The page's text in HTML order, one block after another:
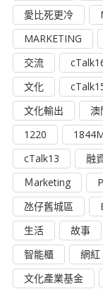
愛比死更冷
MARKETING
交流
文化
文化輸出
澳
1220
cTalk13
融
Ｍarketing
氹仔舊城區
生活
故事
智能櫃
網紅
文化產業基金